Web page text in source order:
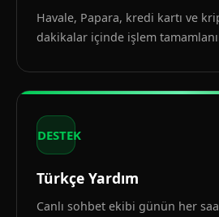
Havale, Papara, kredi kartı ve
dakikalar içinde işlem
DESTEK
Türkçe Yardım
Canlı sohbet ekibi günün her